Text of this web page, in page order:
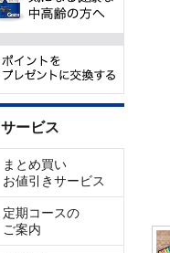
サービス
まとめ買い
お値引きサービス
定期コースの
ご案内